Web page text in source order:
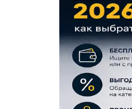
Путешествия
Красота
Обучение
Игры
Здоровье
Дом